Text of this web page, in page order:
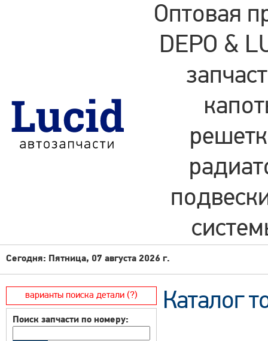
Оптовая
DEPO &
Сегодня: Пятница, 07 августа 2026 г.
варианты поиска детали (?)
Поиск запчасти по номеру:
Каталог